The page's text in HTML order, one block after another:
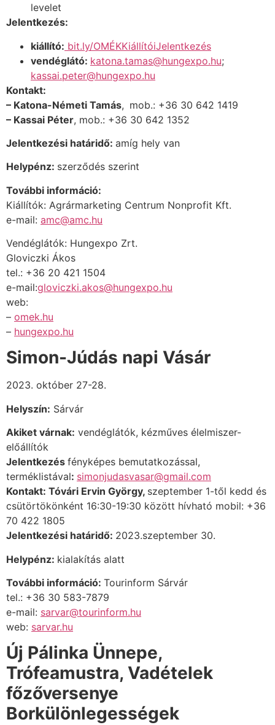
levelet
Jelentkezés:
kiállító: bit.ly/OMÉKKiállítóiJelentkezés
vendéglátó: katona.tamas@hungexpo.hu;
kassai.peter@hungexpo.hu
Kontakt:
– Katona-Németi Tamás, mob.: +36 30 642 1419
– Kassai Péter, mob.: +36 30 642 1352
Jelentkezési határidő: amíg hely van
Helypénz: szerződés szerint
További információ:
Kiállítók: Agrármarketing Centrum Nonprofit Kft.
e-mail: amc@amc.hu
Vendéglátók: Hungexpo Zrt.
Gloviczki Ákos
tel.: +36 20 421 1504
e-mail:gloviczki.akos@hungexpo.hu
web:
– omek.hu
– hungexpo.hu
Simon-Júdás napi Vásár
2023. október 27-28.
Helyszín: Sárvár
Akiket várnak: vendéglátók, kézműves élelmiszer-
előállítók
Jelentkezés fényképes bemutatkozással,
terméklistával: simonjudasvasar@gmail.com
Kontakt: Tóvári Ervin György, szeptember 1-től kedd és
csütörtökönként 16:30-19:30 között hívható mobil: +36
70 422 1805
Jelentkezési határidő: 2023.szeptember 30.
Helypénz: kialakítás alatt
További információ: Tourinform Sárvár
tel.: +36 30 583-7879
e-mail: sarvar@tourinform.hu
web: sarvar.hu
Új Pálinka Ünnepe,
Trófeamustra, Vadételek
főzőversenye
Borkülönlegességek